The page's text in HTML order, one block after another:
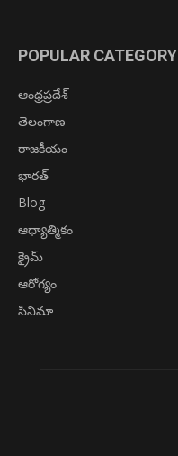
POPULAR CATEGORY
ఆంధ్రప్రదేశ్
తెలంగాణ
రాజకీయం
భారత్
Blog
ఆధ్యాత్మికం
క్రైమ్
ఆరోగ్యం
సినిమా